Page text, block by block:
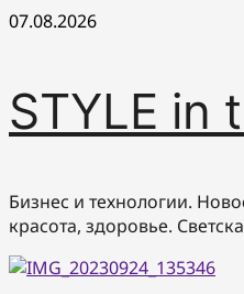
Перейти
07.08.2026
STYLE in
Бизнес и технологии.
красота, здоровье.